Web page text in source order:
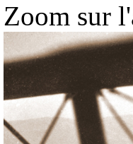
Zoom sur